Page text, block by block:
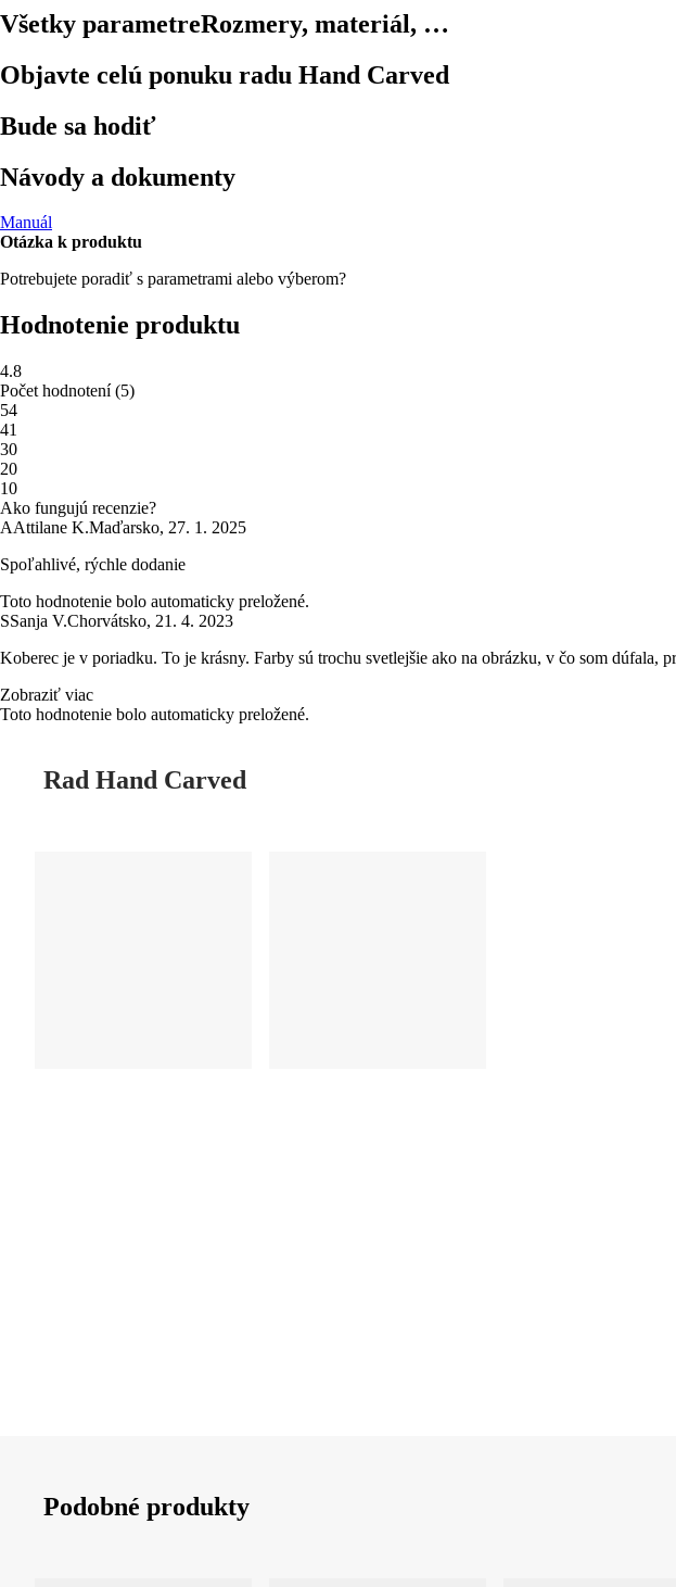
Všetky parametreRozmery, materiál, …
Objavte celú ponuku radu Hand Carved
Bude sa hodiť
Návody a dokumenty
Manuál
Otázka k produktu
Potrebujete poradiť s parametrami alebo výberom?
Hodnotenie produktu
4.8
Počet hodnotení(5)
54
41
30
20
10
Ako fungujú recenzie?
AAttilane K.Maďarsko, 27. 1. 2025
Spoľahlivé, rýchle dodanie
Toto hodnotenie bolo automaticky preložené.
SSanja V.Chorvátsko, 21. 4. 2023
Koberec je v poriadku. To je krásny. Farby sú trochu svetlejšie ako na obrázku, v čo som dúfala,
Zobraziť viac
Toto hodnotenie bolo automaticky preložené.
Rad Hand Carved
Podobné produkty